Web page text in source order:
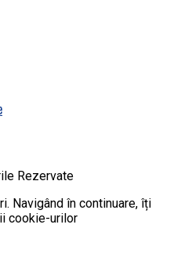
Rezervate
Navigând în continuare, îți
cookie-urilor